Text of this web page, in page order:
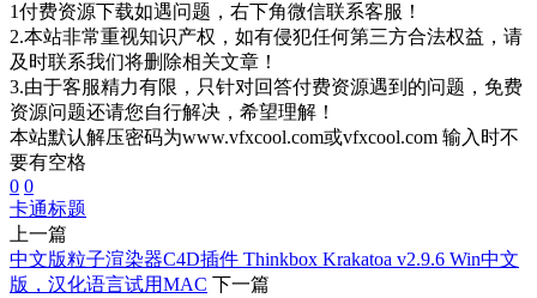
1付费资源下载如遇问题，右下角微信联系客服！
2.本站非常重视知识产权，如有侵犯任何第三方合法权益，请
及时联系我们将删除相关文章！
3.由于客服精力有限，只针对回答付费资源遇到的问题，免费
资源问题还请您自行解决，希望理解！
本站默认解压密码为www.vfxcool.com或vfxcool.com 输入时不
要有空格
0 0
卡通标题
上一篇
中文版粒子渲染器C4D插件 Thinkbox Krakatoa v2.9.6 Win中文
版，汉化语言试用MAC 下一篇